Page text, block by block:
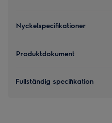
Nyckelspecifikationer
Produktdokument
Fullständig specifikation